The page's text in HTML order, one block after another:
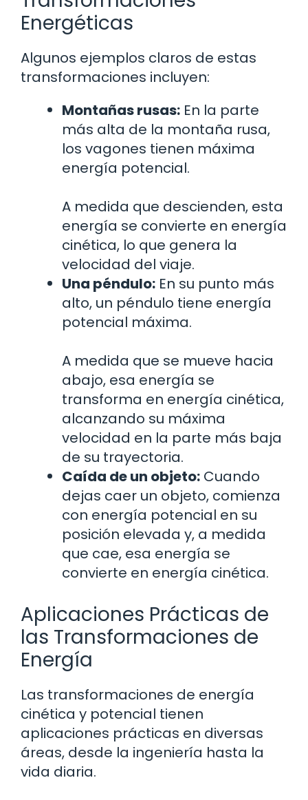
Energéticas
Algunos ejemplos claros de estas
transformaciones incluyen:
Montañas rusas: En la parte
más alta de la montaña rusa,
los vagones tienen máxima
energía potencial.
A medida que descienden, esta
energía se convierte en energía
cinética, lo que genera la
velocidad del viaje.
Una péndulo: En su punto más
alto, un péndulo tiene energía
potencial máxima.
A medida que se mueve hacia
abajo, esa energía se
transforma en energía cinética,
alcanzando su máxima
velocidad en la parte más baja
de su trayectoria.
Caída de un objeto: Cuando
dejas caer un objeto, comienza
con energía potencial en su
posición elevada y, a medida
que cae, esa energía se
convierte en energía cinética.
Aplicaciones Prácticas de
las Transformaciones de
Energía
Las transformaciones de energía
cinética y potencial tienen
aplicaciones prácticas en diversas
áreas, desde la ingeniería hasta la
vida diaria.